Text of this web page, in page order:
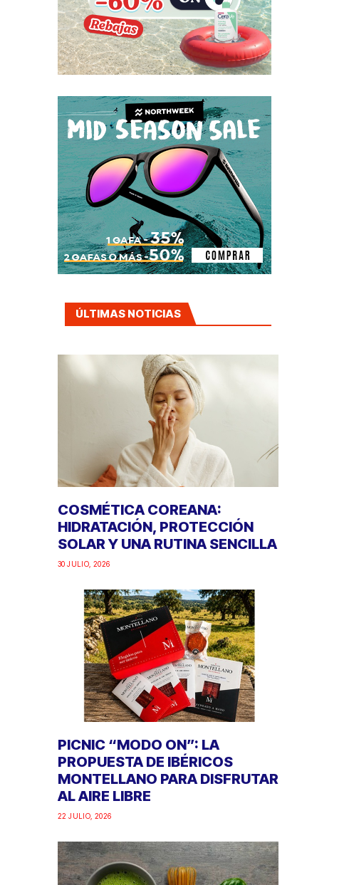
ÚLTIMAS NOTICIAS
COSMÉTICA COREANA:
HIDRATACIÓN, PROTECCIÓN
SOLAR Y UNA RUTINA SENCILLA
30 JULIO, 2026
PICNIC “MODO ON”: LA
PROPUESTA DE IBÉRICOS
MONTELLANO PARA DISFRUTAR
AL AIRE LIBRE
22 JULIO, 2026